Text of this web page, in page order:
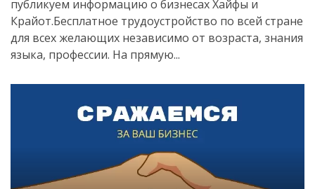
публикуем информацию о бизнесах Хайфы и
Крайот.Бесплатное трудоустройство по всей стране
для всех желающих независимо от возраста, знания
языка, профессии. На прямую...